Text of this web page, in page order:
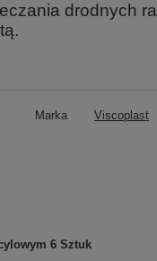
drodnych
Marka Viscoplast
6 Sztuk